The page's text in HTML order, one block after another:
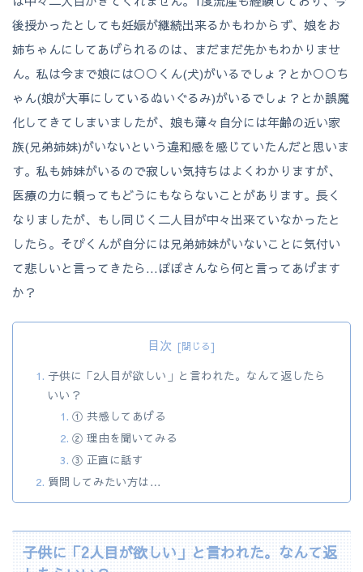
目次
子供に「2人目が欲しい」と言われた。なんて返したら
いい？
① 共感してあげる
② 理由を聞いてみる
③ 正直に話す
質問してみたい方は…
子供に「2人目が欲しい」と言われた。なんて返